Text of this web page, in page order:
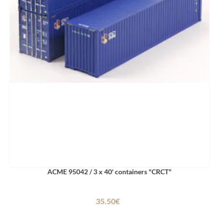
ACME 95042 / 3 x 40' containers "CRCT"
35.50€